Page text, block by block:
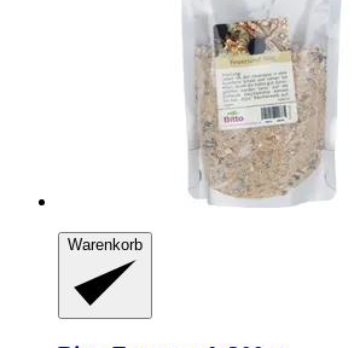
Warenkorb